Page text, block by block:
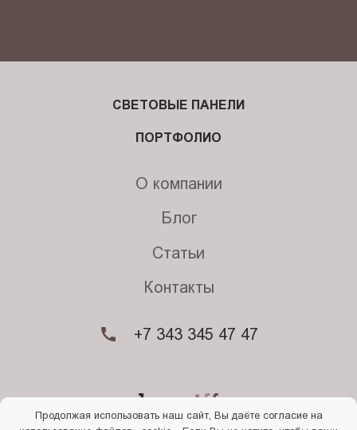
СВЕТОВЫЕ ПАНЕЛИ
ПОРТФОЛИО
О компании
Блог
Статьи
Контакты
+7 343 345 47 47
Продолжая использовать наш сайт, Вы даёте согласие на